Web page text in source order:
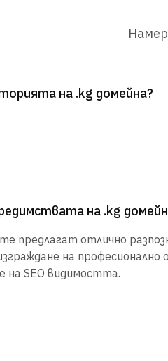
на .kg домейна?
на .kg
предлагат отлично
на професионално
на SEO видимостта.